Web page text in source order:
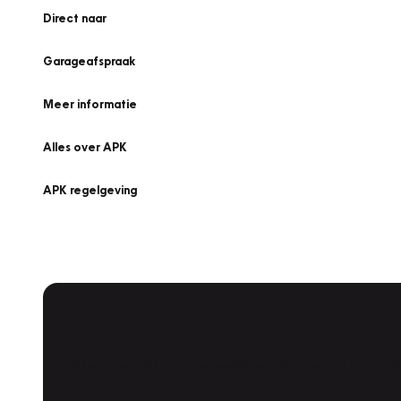
Direct naar
Garageafspraak
Meer informatie
Alles over APK
APK regelgeving